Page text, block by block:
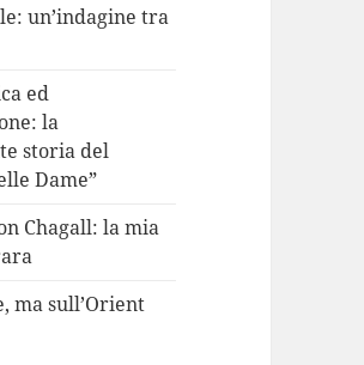
un’indagine tra
ed
la
storia del
Dame”
Chagall: la mia
ma sull’Orient